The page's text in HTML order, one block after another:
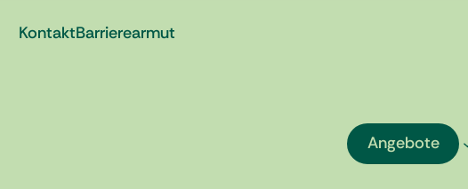
InhaltKontaktBarrierearmut
Angebote